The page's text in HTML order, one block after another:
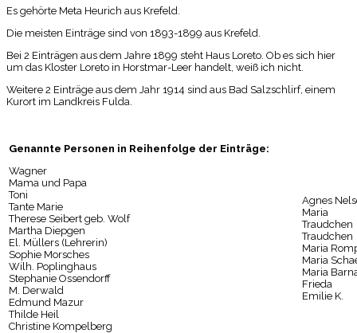
Es gehörte Meta Heurich aus Krefeld.
Die meisten Einträge sind von 1893-1899 aus Krefeld.
Bei 2 Einträgen aus dem Jahre 1899 steht Haus Loreto. Ob es sich hier
um das Kloster Loreto in Horstmar-Leer handelt, weiß ich nicht.
Weitere 2 Einträge aus dem Jahr 1914 sind aus Bad Salzschlirf, einem
Kurort im Landkreis Fulda.
Genannte Personen in Reihenfolge der Einträge:
Wagner
Mama und Papa
Toni
Tante Marie
Therese Seibert geb. Wolf
Martha Diepgen
El. Müllers (Lehrerin)
Sophie Morsches
Wilh. Poplinghaus
Stephanie Ossendorff
M. Derwald
Edmund Mazur
Thilde Heil
Christine Kompelberg
Agnes
Maria
Traudchen
Traudchen
Maria
Maria
Maria
Frieda
Emilie K.